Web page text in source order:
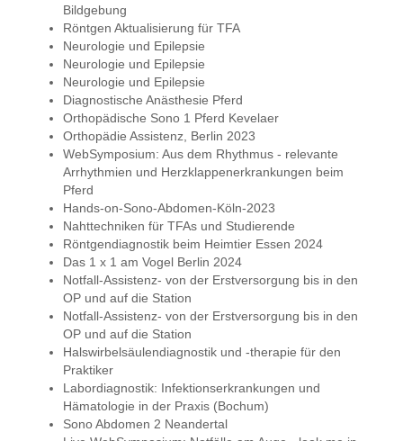
Bildgebung
Röntgen Aktualisierung für TFA
Neurologie und Epilepsie
Neurologie und Epilepsie
Neurologie und Epilepsie
Diagnostische Anästhesie Pferd
Orthopädische Sono 1 Pferd Kevelaer
Orthopädie Assistenz, Berlin 2023
WebSymposium: Aus dem Rhythmus - relevante
Arrhythmien und Herzklappenerkrankungen beim
Pferd
Hands-on-Sono-Abdomen-Köln-2023
Nahttechniken für TFAs und Studierende
Röntgendiagnostik beim Heimtier Essen 2024
Das 1 x 1 am Vogel Berlin 2024
Notfall-Assistenz- von der Erstversorgung bis in den
OP und auf die Station
Notfall-Assistenz- von der Erstversorgung bis in den
OP und auf die Station
Halswirbelsäulendiagnostik und -therapie für den
Praktiker
Labordiagnostik: Infektionserkrankungen und
Hämatologie in der Praxis (Bochum)
Sono Abdomen 2 Neandertal